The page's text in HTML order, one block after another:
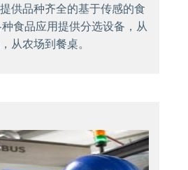
供品种齐全的基于传感的食
食品应用提供分选设备，从
从农场到餐桌。